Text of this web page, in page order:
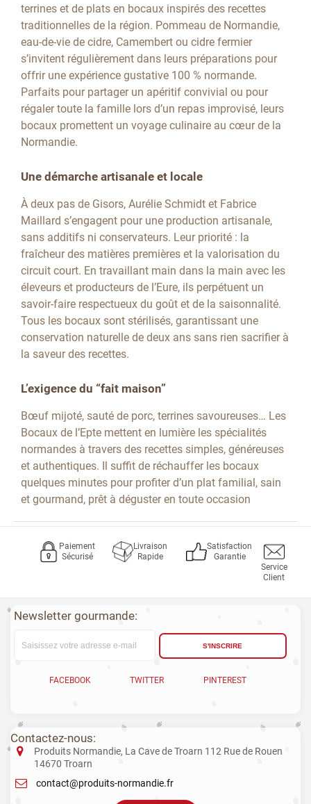
terrines et de plats en bocaux inspirés des recettes
traditionnelles de la région. Pommeau de Normandie,
eau-de-vie de cidre, Camembert ou cidre fermier
s’invitent régulièrement dans leurs préparations pour
offrir une expérience gustative 100 % normande.
Parfaits pour partager un apéritif convivial ou pour
régaler toute la famille lors d’un repas improvisé, leurs
bocaux promettent un voyage culinaire au cœur de la
Normandie.
Une démarche artisanale et locale
À deux pas de Gisors, Aurélie Schmidt et Fabrice
Maillard s’engagent pour une production artisanale,
sans additifs ni conservateurs. Leur priorité : la
fraîcheur des matières premières et la valorisation du
circuit court. En travaillant main dans la main avec les
éleveurs et producteurs de l’Eure, ils perpétuent un
savoir-faire respectueux du goût et de la saisonnalité.
Tous les bocaux sont stérilisés, garantissant une
conservation naturelle de deux ans sans rien sacrifier à
la saveur des recettes.
L’exigence du “fait maison”
Bœuf mijoté, sauté de porc, terrines savoureuses… Les
Bocaux de l’Epte mettent en lumière les spécialités
normandes à travers des recettes simples, généreuses
et authentiques. Il suffit de réchauffer les bocaux
quelques minutes pour profiter d’un plat familial, sain
et gourmand, prêt à déguster en toute occasion
Paiement
Sécurisé
Livraison
Rapide
Satisfaction
Garantie
Service
Client
Newsletter gourmande:
S'INSCRIRE
FACEBOOK TWITTER PINTEREST
Contactez-nous:
Produits Normandie, La Cave de Troarn 112 Rue de Rouen
14670 Troarn
contact@produits-normandie.fr